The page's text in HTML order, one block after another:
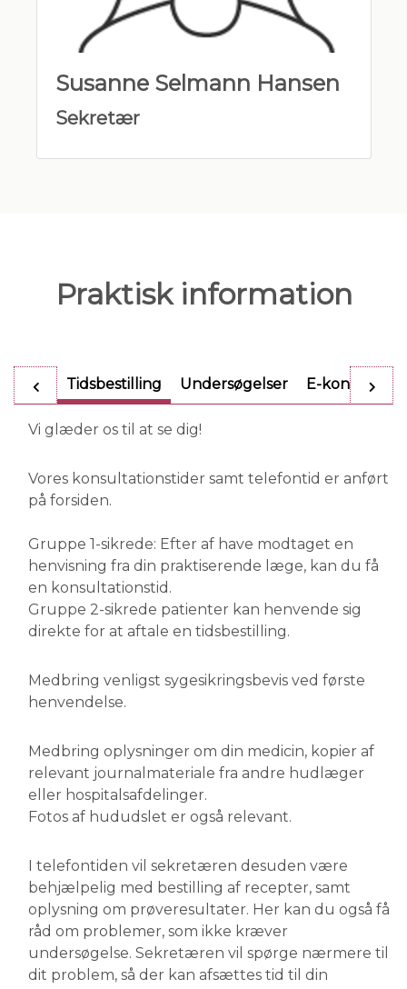
Susanne Selmann Hansen
Sekretær
Praktisk information
Tidsbestilling Undersøgelser E-
Vi glæder os til at se dig!
Vores konsultationstider samt telefontid er anført
på forsiden.
Gruppe 1-sikrede: Efter af have modtaget en
henvisning fra din praktiserende læge, kan du få
en konsultationstid.
Gruppe 2-sikrede patienter kan henvende sig
direkte for at aftale en tidsbestilling.
Medbring venligst sygesikringsbevis ved første
henvendelse.
Medbring oplysninger om din medicin, kopier af
relevant journalmateriale fra andre hudlæger
eller hospitalsafdelinger.
Fotos af hududslet er også relevant.
I telefontiden vil sekretæren desuden være
behjælpelig med bestilling af recepter, samt
oplysning om prøveresultater. Her kan du også få
råd om problemer, som ikke kræver
undersøgelse. Sekretæren vil spørge nærmere til
dit problem, så der kan afsættes tid til din